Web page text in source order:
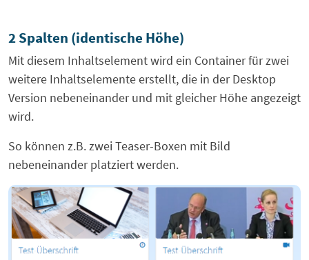
2 Spalten (identische Höhe)
Mit diesem Inhaltselement wird ein Container für zwei
weitere Inhaltselemente erstellt, die in der Desktop
Version nebeneinander und mit gleicher Höhe angezeigt
wird.
So können z.B. zwei Teaser-Boxen mit Bild
nebeneinander platziert werden.